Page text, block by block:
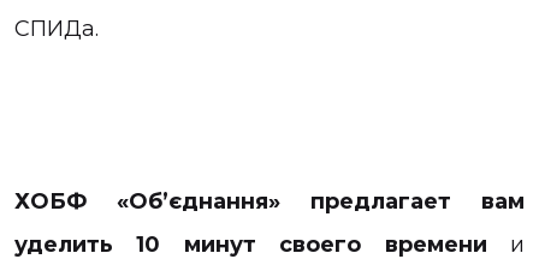
СПИДа.
ХОБФ «Об’єднання» предлагает вам
уделить 10 минут своего времени и